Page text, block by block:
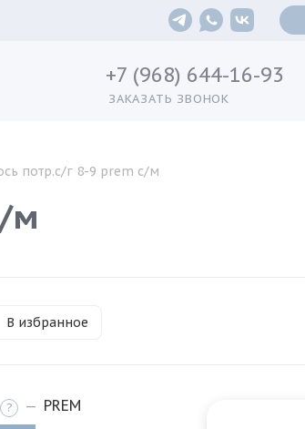
+7 (968) 644-16-93
ЗАКАЗАТЬ ЗВОНОК
потр.с/г 8-9 prem с/м
м
В избранное
? — PREM